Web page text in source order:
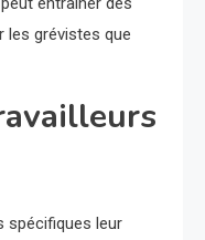
les grévistes que
spécifiques leur